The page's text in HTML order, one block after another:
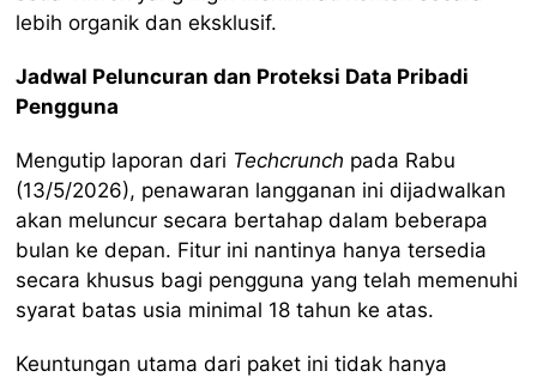
lebih organik dan eksklusif.
Jadwal Peluncuran dan Proteksi Data Pribadi
Pengguna
Mengutip laporan dari Techcrunch pada Rabu
(13/5/2026), penawaran langganan ini dijadwalkan
akan meluncur secara bertahap dalam beberapa
bulan ke depan. Fitur ini nantinya hanya tersedia
secara khusus bagi pengguna yang telah memenuhi
syarat batas usia minimal 18 tahun ke atas.
Keuntungan utama dari paket ini tidak hanya